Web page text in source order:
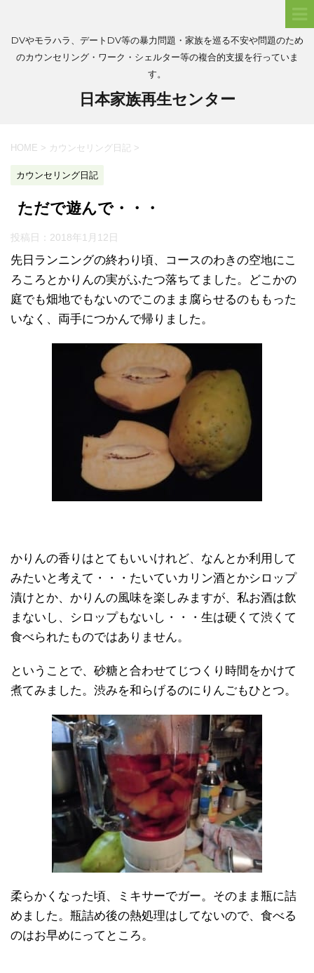
DVやモラハラ、デートDV等の暴力問題・家族を巡る不安や問題のため
のカウンセリング・ワーク・シェルター等の複合的支援を行っていま
す。
日本家族再生センター
HOME > カウンセリング日記 >
カウンセリング日記
ただで遊んで・・・
投稿日： 2018年1月12日
先日ランニングの終わり頃、コースのわきの空地にこ
ろころとかりんの実がふたつ落ちてました。どこかの
庭でも畑地でもないのでこのまま腐らせるのももった
いなく、両手につかんで帰りました。
かりんの香りはとてもいいけれど、なんとか利用して
みたいと考えて・・・たいていカリン酒とかシロップ
漬けとか、かりんの風味を楽しみますが、私お酒は飲
まないし、シロップもないし・・・生は硬くて渋くて
食べられたものではありません。
ということで、砂糖と合わせてじつくり時間をかけて
煮てみました。渋みを和らげるのにりんごもひとつ。
柔らかくなった頃、ミキサーでガー。そのまま瓶に詰
めました。瓶詰め後の熱処理はしてないので、食べる
のはお早めにってところ。